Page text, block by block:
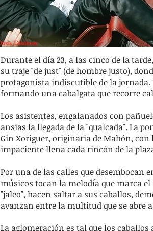
Durante el día 23, a las cinco de la
su traje "de just" (de hombre justo),
protagonista indiscutible de la
formando una cabalgata que recorre
Los asistentes, engalanados con
ansias la llegada de la "qualcada". La
Gin Xoriguer, originaria de Mahón,
impaciente llena cada rincón de la
Por una de las calles que desembocan
músicos tocan la melodía que marca
"jaleo", hacen saltar a sus caballos,
avanzan entre la multitud que se abre
La aglomeración es tal que los